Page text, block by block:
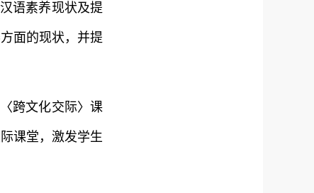
语素养现状及提
面的现状，并提
跨文化交际〉课
课堂，激发学生